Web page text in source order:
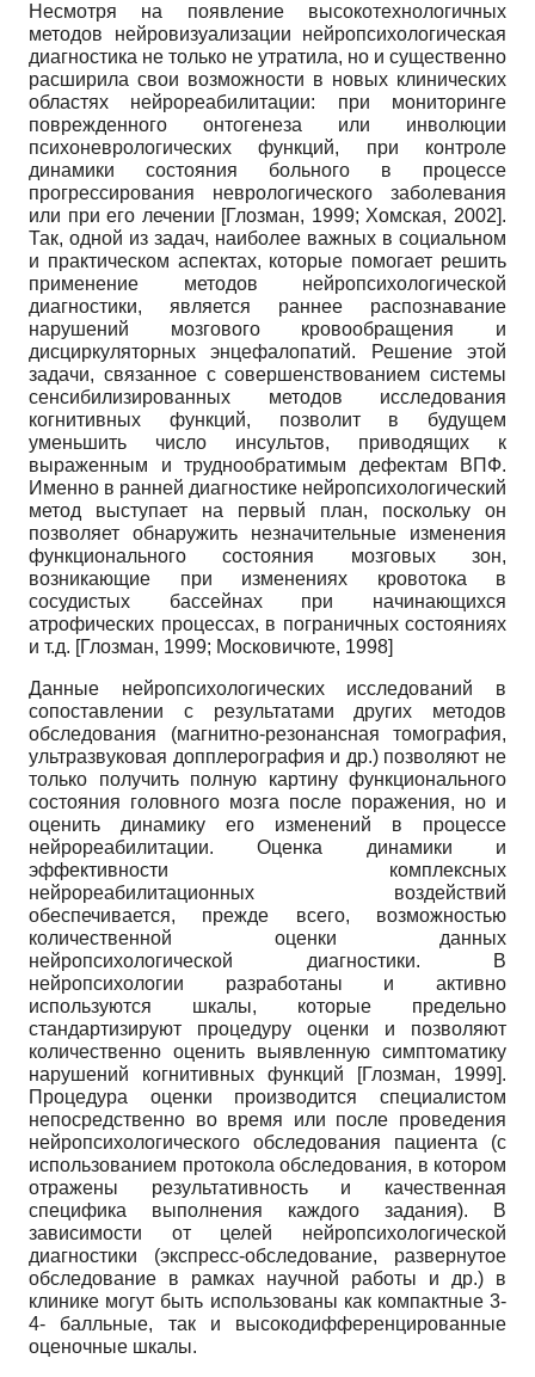
Несмотря на появление высокотехнологичных
методов нейровизуализации нейропсихологическая
диагностика не только не утратила, но и существенно
расширила свои возможности в новых клинических
областях нейрореабилитации: при мониторинге
поврежденного онтогенеза или инволюции
психоневрологических функций, при контроле
динамики состояния больного в процессе
прогрессирования неврологического заболевания
или при его лечении [Глозман, 1999; Хомская, 2002].
Так, одной из задач, наиболее важных в социальном
и практическом аспектах, которые помогает решить
применение методов нейропсихологической
диагностики, является раннее распознавание
нарушений мозгового кровообращения и
дисциркуляторных энцефалопатий. Решение этой
задачи, связанное с совершенствованием системы
сенсибилизированных методов исследования
когнитивных функций, позволит в будущем
уменьшить число инсультов, приводящих к
выраженным и труднообратимым дефектам ВПФ.
Именно в ранней диагностике нейропсихологический
метод выступает на первый план, поскольку он
позволяет обнаружить незначительные изменения
функционального состояния мозговых зон,
возникающие при изменениях кровотока в
сосудистых бассейнах при начинающихся
атрофических процессах, в пограничных состояниях
и т.д. [Глозман, 1999; Московичюте, 1998]
Данные нейропсихологических исследований в
сопоставлении с результатами других методов
обследования (магнитно-резонансная томография,
ультразвуковая допплерография и др.) позволяют не
только получить полную картину функционального
состояния головного мозга после поражения, но и
оценить динамику его изменений в процессе
нейрореабилитации. Оценка динамики и
эффективности комплексных
нейрореабилитационных воздействий
обеспечивается, прежде всего, возможностью
количественной оценки данных
нейропсихологической диагностики. В
нейропсихологии разработаны и активно
используются шкалы, которые предельно
стандартизируют процедуру оценки и позволяют
количественно оценить выявленную симптоматику
нарушений когнитивных функций
[Глозман, 1999].
Процедура оценки производится специалистом
непосредственно во время или после проведения
нейропсихологического обследования пациента (с
использованием протокола обследования, в котором
отражены результативность и качественная
специфика выполнения каждого задания). В
зависимости от целей нейропсихологической
диагностики (экспресс-обследование, развернутое
обследование в рамках научной работы и др.) в
клинике могут быть использованы как компактные 3-
4- балльные, так и высокодифференцированные
оценочные шкалы.